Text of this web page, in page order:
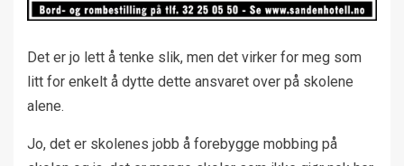
Det er jo lett å tenke slik, men det virker for meg som
litt for enkelt å dytte dette ansvaret over på skolene
alene.
Jo, det er skolenes jobb å forebygge mobbing på